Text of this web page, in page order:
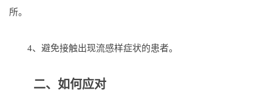
所。
4、避免接触出现流感样症状的患者。
二、如何应对